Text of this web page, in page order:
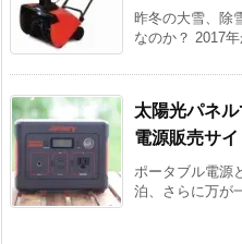
昨冬の大雪、除
なのか？ 2017
太陽光パネ
電源販売サ
ポータブル電源
泊、さらに万が